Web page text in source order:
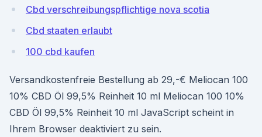
Cbd verschreibungspflichtige nova scotia
Cbd staaten erlaubt
100 cbd kaufen
Versandkostenfreie Bestellung ab 29,-€ Meliocan 100
10% CBD Öl 99,5% Reinheit 10 ml Meliocan 100 10%
CBD Öl 99,5% Reinheit 10 ml JavaScript scheint in
Ihrem Browser deaktiviert zu sein.